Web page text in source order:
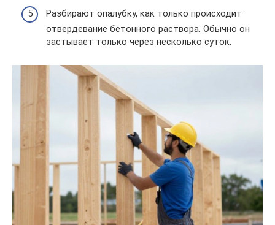
Разбирают опалубку, как только происходит
отвердевание бетонного раствора. Обычно он
застывает только через несколько суток.